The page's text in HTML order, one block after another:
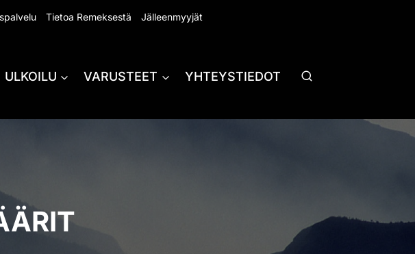
Tietoa Remeksestä Jälleenmyyjät
ULKOILU VARUSTEET YHTEYSTIEDOT